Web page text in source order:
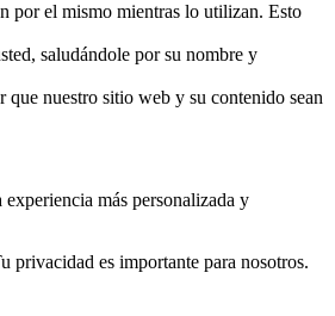
por el mismo mientras lo utilizan. Esto
saludándole por su nombre y
nuestro sitio web y su contenido sean
más personalizada y
privacidad es importante para nosotros.